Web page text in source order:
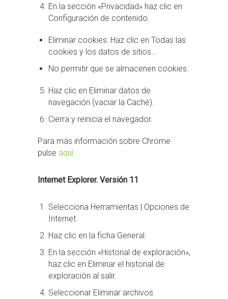
En la sección «Privacidad» haz clic en
Configuración de contenido.
Eliminar cookies: Haz clic en Todas las
cookies y los datos de sitios…
No permitir que se almacenen cookies.
Haz clic en Eliminar datos de
navegación (vaciar la Caché).
Cierra y reinicia el navegador.
Para más información sobre Chrome
pulse aquí.
Internet Explorer. Versión 11
Selecciona Herramientas | Opciones de
Internet.
Haz clic en la ficha General.
En la sección «Historial de exploración»,
haz clic en Eliminar el historial de
exploración al salir.
Seleccionar Eliminar archivos.